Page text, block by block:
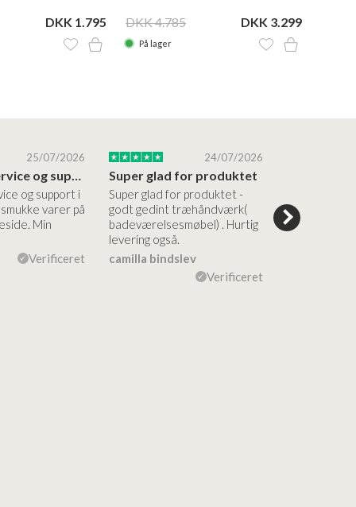
DKK 1.795 DKK 4.785 DKK 3.299
På lager
25/07/2026
og support i
varer på
Min
Verificeret
24/07/2026
Super glad for produktet
Super glad for produktet -
godt gedint træhåndværk(
badeværelsesmøbel) . Hurtig
levering også.
camilla bindslev
Verificeret
forståelig
nem